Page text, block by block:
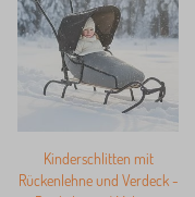
Kinderschlitten mit
Rückenlehne und Verdeck -